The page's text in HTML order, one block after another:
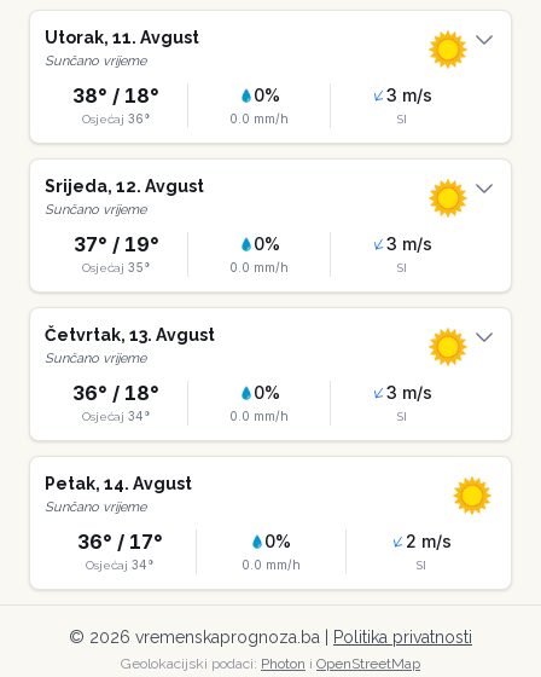
Utorak, 11. Avgust
Sunčano vrijeme
38° / 18°
Osjećaj 36°
0%
0.0 mm/h
3 m/s
SI
Srijeda, 12. Avgust
Sunčano vrijeme
37° / 19°
Osjećaj 35°
0%
0.0 mm/h
3 m/s
SI
Četvrtak, 13. Avgust
Sunčano vrijeme
36° / 18°
Osjećaj 34°
0%
0.0 mm/h
3 m/s
SI
Petak, 14. Avgust
Sunčano vrijeme
36° / 17°
Osjećaj 34°
0%
0.0 mm/h
2 m/s
SI
© 2026 vremenskaprognoza.ba | Politika privatnosti
Geolokacijski podaci: Photon i OpenStreetMap